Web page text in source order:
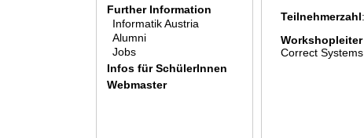
Further Information
Informatik Austria
Alumni
Jobs
Infos für SchülerInnen
Webmaster
Teilnehmerzahl
Correct